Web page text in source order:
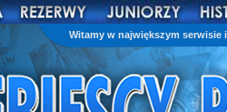
Witamy w największym